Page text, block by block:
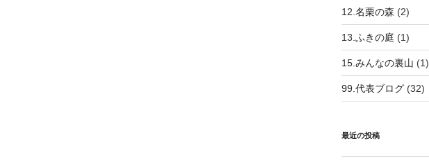
12.名栗の森 (2)
13.ふきの庭 (1)
15.みんなの裏山 (1)
99.代表ブログ(32)
最近の投稿